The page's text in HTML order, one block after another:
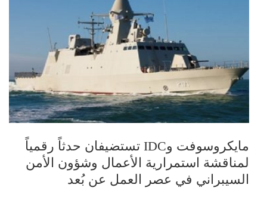
مايكروسوفت وIDC تستضيفان حدثاً رقمياً
لمناقشة استمرارية الأعمال وشؤون الأمن
السيبراني في عصر العمل عن بُعد